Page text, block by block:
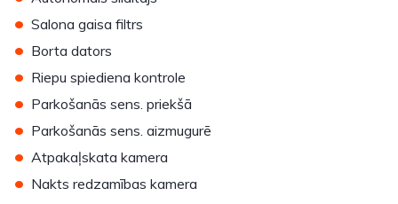
• Salona gaisa filtrs
• Borta dators
• Riepu spiediena kontrole
• Parkošanās sens. priekšā
• Parkošanās sens. aizmugurē
• Atpakaļskata kamera
• Nakts redzamības kamera